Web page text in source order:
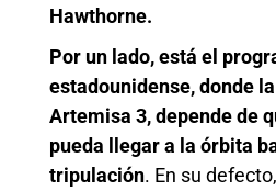
Hawthorne.
Por un lado, está el
estadounidense, donde
Artemisa 3, depende de
pueda llegar a la órbita
tripulación. En su